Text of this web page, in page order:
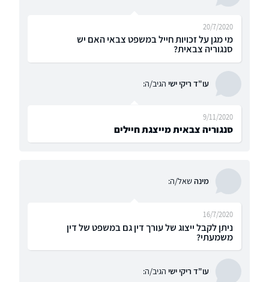
מי מגן על זכויות חייל במשפט צבאי האם יש
סנגוריה צבאית?
20/7/2020
עו"ד ריקי ישי הגיב/ה:
סנגוריה צבאית מייצגת חיילים
9/11/2020
מינהשאל/ה:
ניתן לקבל ייצוג של עורך דין גם במשפט של דין
משמעתי?
16/7/2020
עו"ד ריקי ישי הגיב/ה: